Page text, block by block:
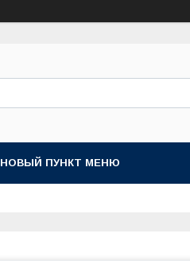
НОВЫЙ ПУНКТ МЕНЮ